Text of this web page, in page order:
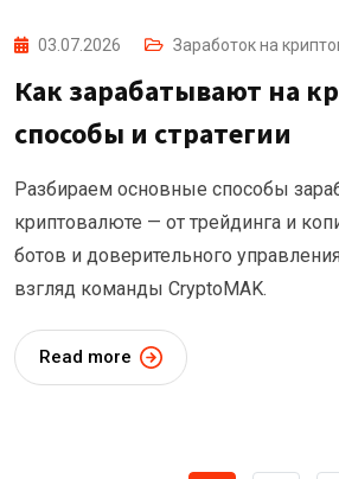
03.07.2026 Заработок на
Как зарабатывают на
способы и стратегии
Разбираем основные способы
криптовалюте — от трейдинга и
ботов и доверительного
взгляд команды CryptoMAK.
Read more